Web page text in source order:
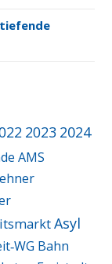
2023 2024
AMS
Asyl
Bahn